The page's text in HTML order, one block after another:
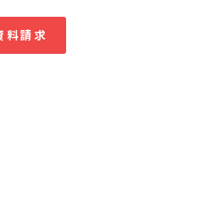
料請求
ミュニティ